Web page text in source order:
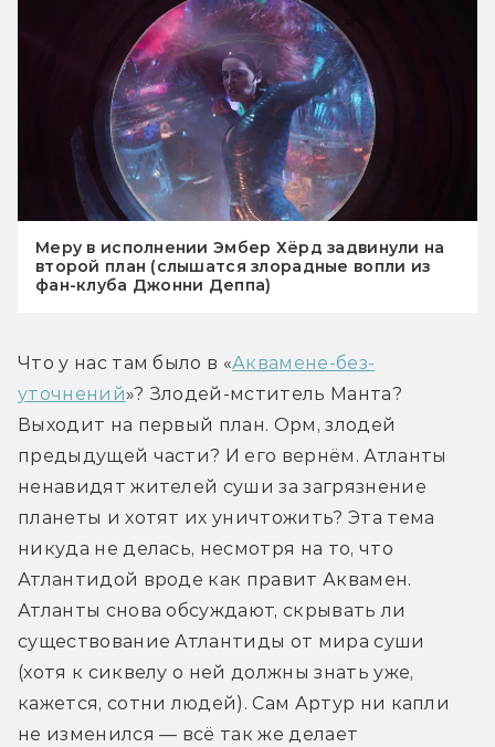
Меру в исполнении Эмбер Хёрд задвинули на
второй план (слышатся злорадные вопли из
фан-клуба Джонни Деппа)
Что у нас там было в «Аквамене-без-
уточнений»? Злодей-мститель Манта?
Выходит на первый план. Орм, злодей
предыдущей части? И его вернём. Атланты
ненавидят жителей суши за загрязнение
планеты и хотят их уничтожить? Эта тема
никуда не делась, несмотря на то, что
Атлантидой вроде как правит Аквамен.
Атланты снова обсуждают, скрывать ли
существование Атлантиды от мира суши
(хотя к сиквелу о ней должны знать уже,
кажется, сотни людей). Сам Артур ни капли
не изменился — всё так же делает